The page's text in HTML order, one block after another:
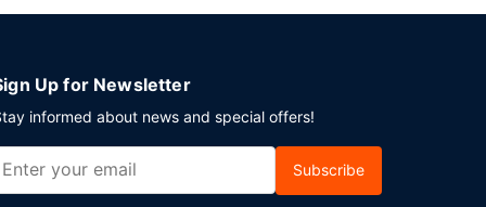
Up for Newsletter
informed about news and special offers!
Subscribe